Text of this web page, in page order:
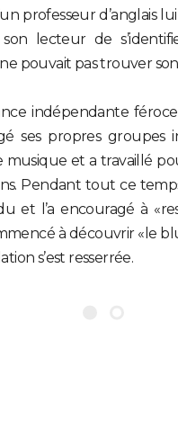
professeur d’anglais
lecteur de
pouvait pas trouver
indépendante
ses propres groupes
musique et a travaillé
Pendant tout ce
et l’a encouragé à
à découvrir «le
s’est resserrée.